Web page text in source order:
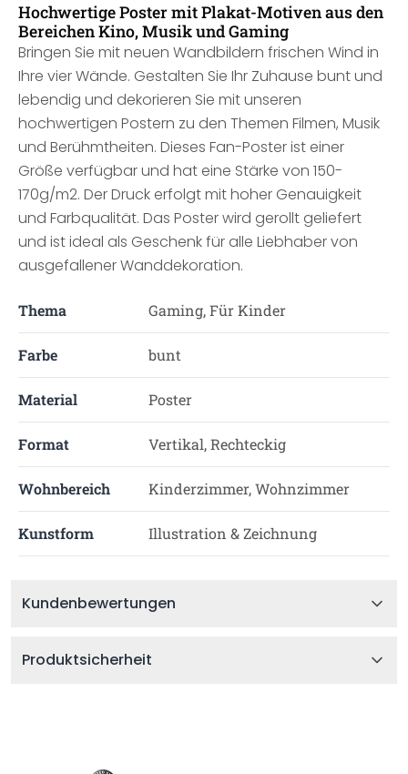
Hochwertige Poster mit Plakat-Motiven aus den
Bereichen Kino, Musik und Gaming
Bringen Sie mit neuen Wandbildern frischen Wind in
Ihre vier Wände. Gestalten Sie Ihr Zuhause bunt und
lebendig und dekorieren Sie mit unseren
hochwertigen Postern zu den Themen Filmen, Musik
und Berühmtheiten. Dieses Fan-Poster ist einer
Größe verfügbar und hat eine Stärke von 150-
170g/m2. Der Druck erfolgt mit hoher Genauigkeit
und Farbqualität. Das Poster wird gerollt geliefert
und ist ideal als Geschenk für alle Liebhaber von
ausgefallener Wanddekoration.
Thema Gaming, Für Kinder
Farbe bunt
Material Poster
Format Vertikal, Rechteckig
Wohnbereich Kinderzimmer, Wohnzimmer
Kunstform Illustration & Zeichnung
Kundenbewertungen
Produktsicherheit